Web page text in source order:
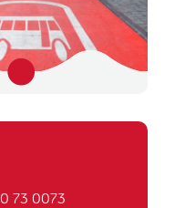
73 0073